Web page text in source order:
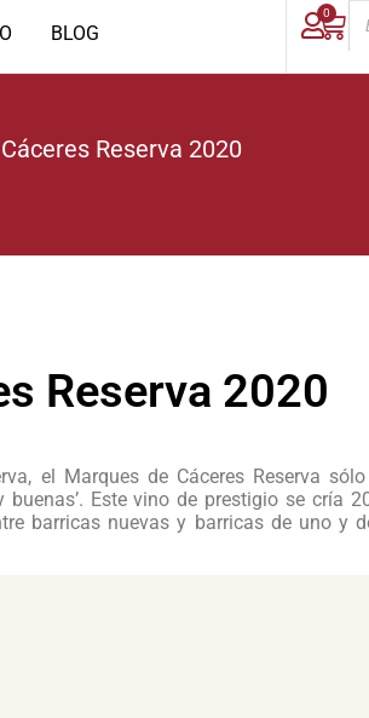
BLOG
0
Reserva 2020
Reserva 2020
el Marques de Cáceres Reserva
buenas’. Este vino de prestigio se cría
barricas nuevas y barricas de uno y